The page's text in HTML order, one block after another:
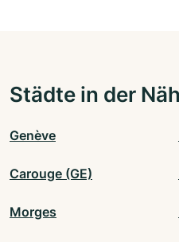
Städte in der
Genève
Carouge (GE)
Morges